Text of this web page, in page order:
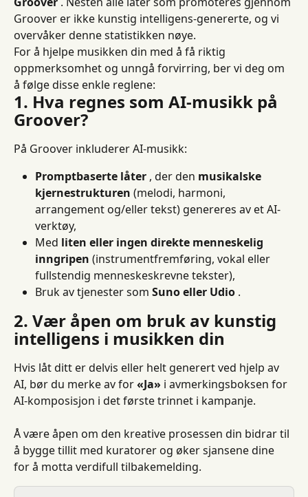
Groover er ikke kunstig intelligens-genererte, og vi
overvåker denne statistikken nøye.
For å hjelpe musikken din med å få riktig
oppmerksomhet og unngå forvirring, ber vi deg om
å følge disse enkle reglene:
1. Hva regnes som AI-musikk på
Groover?
På Groover inkluderer AI-musikk:
Promptbaserte låter , der den musikalske
kjernestrukturen (melodi, harmoni,
arrangement og/eller tekst) genereres av et AI-
verktøy,
Med liten eller ingen direkte menneskelig
inngripen (instrumentfremføring, vokal eller
fullstendig menneskeskrevne tekster),
Bruk av tjenester som Suno eller Udio .
2. Vær åpen om bruk av kunstig
intelligens i musikken din
Hvis låt ditt er delvis eller helt generert ved hjelp av
AI, bør du merke av for «Ja» i avmerkingsboksen for
AI-komposisjon i det første trinnet i kampanje.
Å være åpen om den kreative prosessen din bidrar til
å bygge tillit med kuratorer og øker sjansene dine
for å motta verdifull tilbakemelding.